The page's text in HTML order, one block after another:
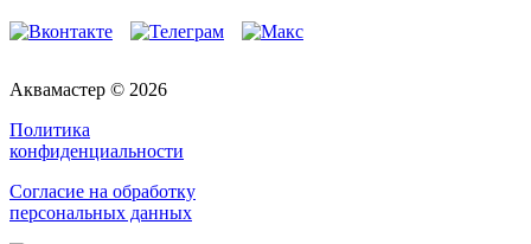
Аквамастер © 2026
Политика
конфиденциальности
Согласие на обработку
персональных данных